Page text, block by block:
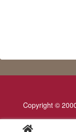
Copyright ©